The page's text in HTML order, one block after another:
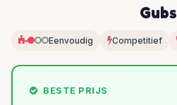
Gubs
Eenvoudig Competitief
BESTE PRIJS